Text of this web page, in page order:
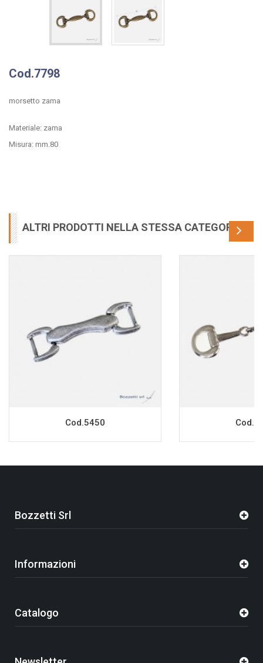
Cod.7798
morsetto zama
Materiale: zama
Misura: mm.80
ALTRI PRODOTTI NELLA STESSA CATEGORIA
Cod.5450
Bozzetti Srl
Informazioni
Catalogo